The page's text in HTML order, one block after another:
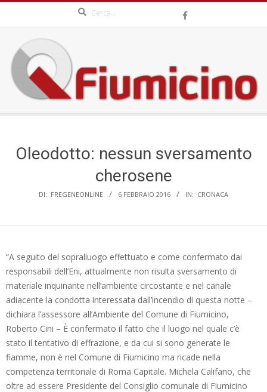
content
QFIUMICINO.COM
MenuOleodotto: nessun sversamento
cherosene
DI: FREGENEONLINE 6 FEBBRAIO 2016 IN: CRONACA
“A seguito del sopralluogo effettuato e come confermato dai
responsabili dell’Eni, attualmente non risulta sversamento di
materiale inquinante nell’ambiente circostante e nel canale
adiacente la condotta interessata dall’incendio di questa notte –
dichiara l’assessore all’Ambiente del Comune di Fiumicino,
Roberto Cini – È confermato il fatto che il luogo nel quale c’è
stato il tentativo di effrazione, e da cui si sono generate le
fiamme, non è nel Comune di Fiumicino ma ricade nella
competenza territoriale di Roma Capitale. Michela Califano, che
oltre ad essere Presidente del Consiglio comunale di Fiumicino